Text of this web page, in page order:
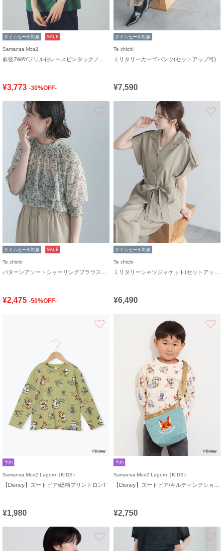
タイムセール対象 SALE
Samansa Mos2
¥3,773 -30%OFF-
タイムセール対象
Te chichi
ミリタリーカーゴパンツ(セットアップ可)
¥7,590
タイムセール対象 SALE
Te chichi
¥2,475 -50%OFF-
タイムセール対象
Te chichi
¥6,490
予約
Samansa Mos2 Lagom（KIDS）
【Disney】ズートピア/総柄プリントロンT
¥1,980
予約
Samansa Mos2 Lagom（KIDS）
¥2,750
お気に入り